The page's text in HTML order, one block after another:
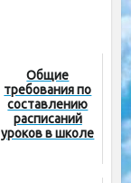
Общие
требования по
составлению
расписаний
уроков в школе